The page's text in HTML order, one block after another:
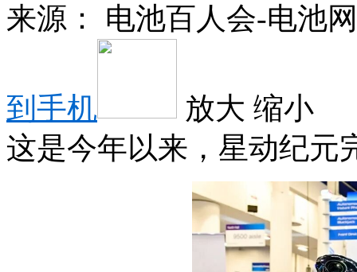
来源： 电池百人会-电池
到手机 放大 缩小
这是今年以来，星动纪元